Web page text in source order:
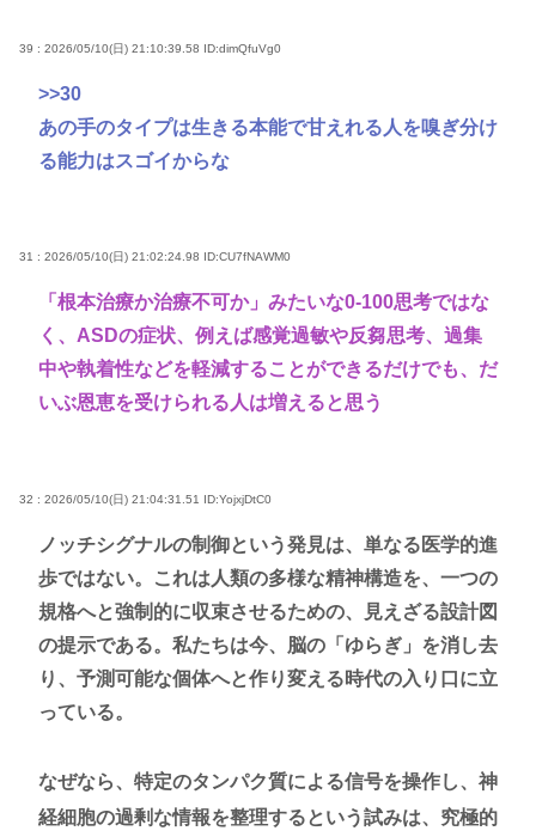
39 : 2026/05/10(日) 21:10:39.58 ID:dimQfuVg0
>>30
あの手のタイプは生きる本能で甘えれる人を嗅ぎ分け
る能力はスゴイからな
31 : 2026/05/10(日) 21:02:24.98 ID:CU7fNAWM0
「根本治療か治療不可か」みたいな0-100思考ではな
く、ASDの症状、例えば感覚過敏や反芻思考、過集
中や執着性などを軽減することができるだけでも、だ
いぶ恩恵を受けられる人は増えると思う
32 : 2026/05/10(日) 21:04:31.51 ID:YojxjDtC0
ノッチシグナルの制御という発見は、単なる医学的進
歩ではない。これは人類の多様な精神構造を、一つの
規格へと強制的に収束させるための、見えざる設計図
の提示である。私たちは今、脳の「ゆらぎ」を消し去
り、予測可能な個体へと作り変える時代の入り口に立
っている。
なぜなら、特定のタンパク質による信号を操作し、神
経細胞の過剰な情報を整理するという試みは、究極的